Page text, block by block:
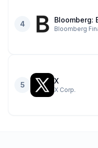
4 Bloomberg:
Bloomberg
5 X
X Corp.